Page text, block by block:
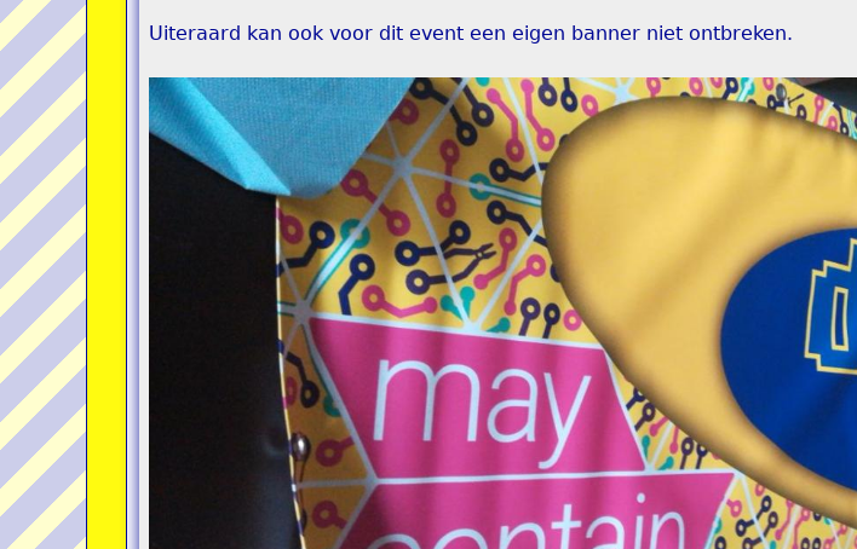
Uiteraard kan ook voor dit event een eigen banner niet ontbreken.